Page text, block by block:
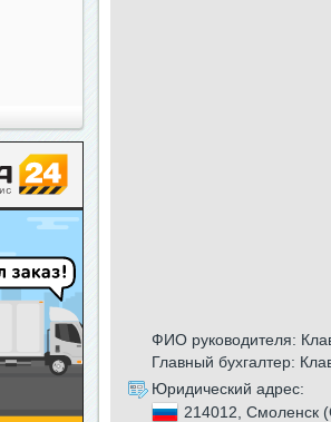
ФИО руководителя:
Главный бухгалтер:
Юридический адрес:
214012, Смоленск